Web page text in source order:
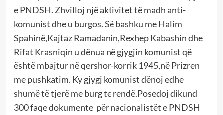
e PNDSH. Zhvilloj një aktivitet të madh anti-
komunist dhe u burgos. Së bashku me Halim
Spahinë,Kajtaz Ramadanin,Rexhep Kabashin dhe
Rifat Krasniqin u dënua në gjygjin komunist që
është mbajtur në qershor-korrik 1945,në Prizren
me pushkatim. Ky gjygj komunist dënoj edhe
shumë të tjerë me burg te rendë.Posedoj dikund
300 faqe dokumente për nacionalistët e PNDSH